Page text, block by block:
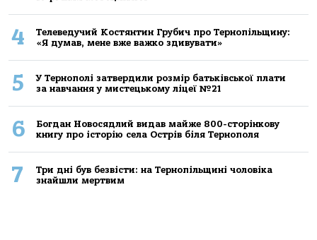
4
Телеведучий Костянтин Грубич про Тернопільщину:
«Я думав, мене вже важко здивувати»
5
У Тернополі затвердили розмір батьківської плати
за навчання у мистецькому ліцеї №21
6
Богдан Новосядлий видав майже 800-сторінкову
книгу про історію села Острів біля Тернополя
7
Три дні був безвісти: на Тернопільщині чоловіка
знайшли мертвим